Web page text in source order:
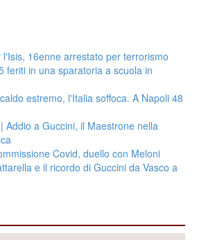
16enne arrestato per terrorismo
feriti in una sparatoria a scuola in
estremo, l'Italia soffoca. A Napoli 48
Addio a Guccini, il Maestrone nella
Covid, duello con Meloni
e il ricordo di Guccini da Vasco a